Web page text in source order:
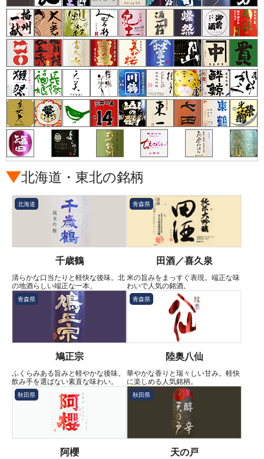
北海道・東北の銘柄
北海道
千歳鶴
清らかな口当たりと軽快な後味。北
の地酒らしい端正な一本。
青森県
田酒／喜久泉
米の旨みをまっすぐ表現。端正な味
わいで人気の銘酒。
青森県
鳩正宗
ふくらみある旨みと軽やかな後味。
飲み手を選ばない素直な味わい。
青森県
陸奥八仙
華やかな香りと瑞々しい甘み。軽快
に楽しめる人気銘柄。
秋田県
阿櫻
秋田県
天の戸